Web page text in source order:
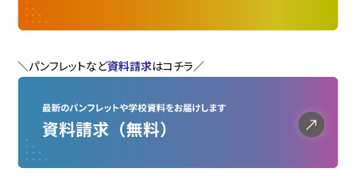
＼パンフレットなど資料請求はコチラ／